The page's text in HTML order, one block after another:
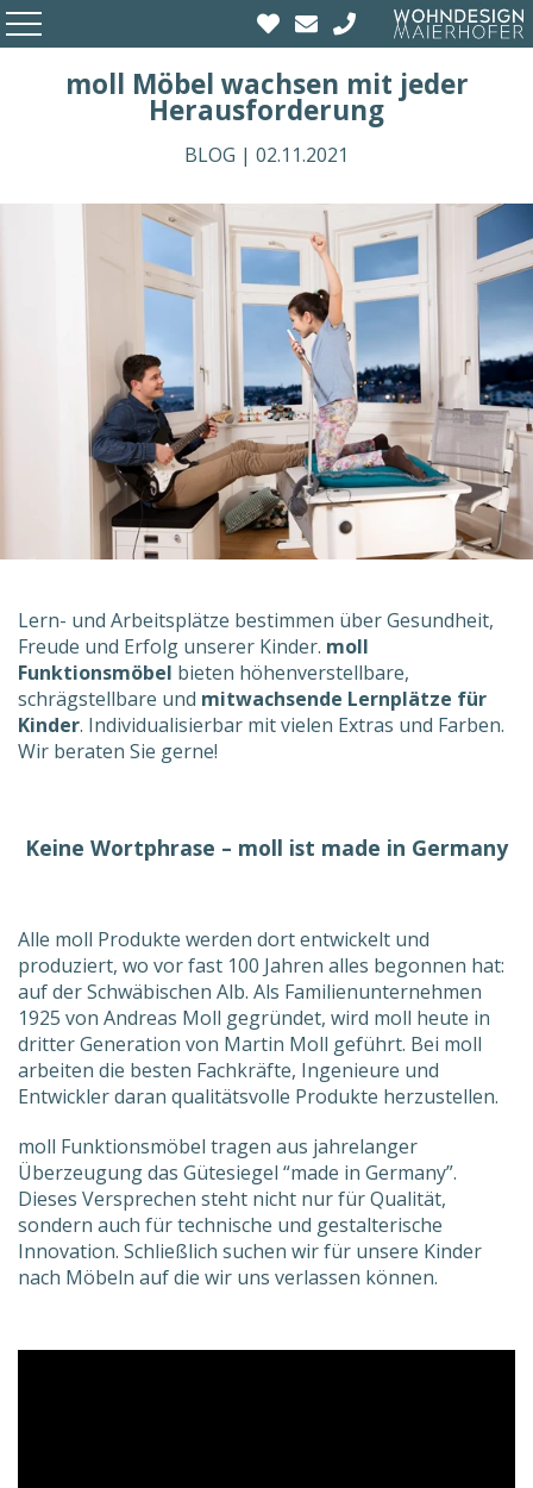
moll Möbel wachsen mit jeder
Herausforderung
BLOG | 02.11.2021
Lern- und Arbeitsplätze bestimmen über Gesundheit,
Freude und Erfolg unserer Kinder. moll
Funktionsmöbel bieten höhenverstellbare,
schrägstellbare und mitwachsende Lernplätze für
Kinder. Individualisierbar mit vielen Extras und Farben.
Wir beraten Sie gerne!
Keine Wortphrase – moll ist made in Germany
Alle moll Produkte werden dort entwickelt und
produziert, wo vor fast 100 Jahren alles begonnen hat:
auf der Schwäbischen Alb. Als Familien­unternehmen
1925 von Andreas Moll gegründet, wird moll heute in
dritter Generation von Martin Moll geführt. Bei moll
arbeiten die besten Fach­kräfte, Ingenieure und
Entwickler daran qualitäts­volle Produkte herzustellen.
moll Funktionsmöbel tragen aus jahrelanger
Überzeugung das Güte­siegel “made in Germany”.
Dieses Versprechen steht nicht nur für Qualität,
sondern auch für technische und gestalterische
Innovation. Schließ­lich suchen wir für unsere Kinder
nach Möbeln auf die wir uns verlassen können.